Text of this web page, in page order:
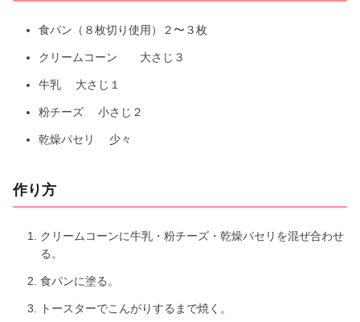
食パン（８枚切り使用）２〜３枚
クリームコーン 大さじ３
牛乳 大さじ１
粉チーズ 小さじ２
乾燥パセリ 少々
作り方
クリームコーンに牛乳・粉チーズ・乾燥パセリを混ぜ合わせ
る。
食パンに塗る。
トースターでこんがりするまで焼く。